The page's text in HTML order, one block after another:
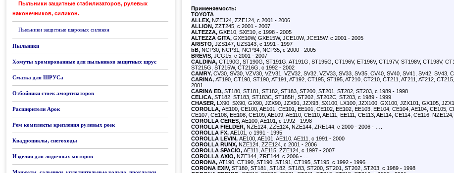
Пыльники защитные стабилизаторов, рулевых
наконечников, силикон.
Пыльники защитные шаровых силикон
Пыльники
Хомуты хромированные для пыльников защитных шрус
Смазка для ШРУСа
Отбойники стоек амортизаторов
Расширители Арок
Рем комплекты крепления рулевых реек
Квадроциклы, снегоходы
Изделия для лодочных моторов
Применяемость:
TOYOTA
ALLEX, NZE124, ZZE124, с 2001 - 2006
ALLION, ZZT245, с 2001 - 2007
ALTEZZA, GXE10, SXE10, с 1998 - 2005
ALTEZZA GITA, GXE10W, GXE15W, JCE10W, JCE15W, с 2001 - 2005
ARISTO, JZS147, UZS143, с 1991 - 1997
bB, NCP30, NCP31, NCP34, NCP35, с 2000 - 2005
BREVIS, JCG15, с 2001 - 2007
CALDINA, CT190G, ST190G, ST191G, AT191G, ST195G, CT196V, ET196V, CT197V, ST198V, CT198V,
ST215G, ST215W, CT216G, с 1992 - 2002
CAMRY, CV30, SV30, VZV30, VZV31, VZV32, SV32, VZV33, SV33, SV35, CV40, SV40, SV41, SV42, SV43,
CARINA, AT190, CT190, ST190, AT191, AT192, CT195, ST195, AT210, CT210, CT211, AT211, AT212,
2001
CARINA ED, ST180, ST181, ST182, ST183, ST200, ST201, ST202, ST203, с 1989 - 1998
CELICA, ST182, ST183, ST183C, ST185H, ST202, ST202C, ST203, с 1989 - 1999
CHASER, LX90, SX90, GX90, JZX90, JZX91, JZX93, SX100, LX100, JZX100, GX100, JZX101, GX105,
COROLLA, AE100, CE100, AE101, CE101, EE101, CE102, EE102, EE103, EE104, CE104, AE104, CE105,
CE107, CE108, EE108, CE109, AE109, AE110, CE110, AE111, EE111, CE113, AE114, CE114, CE116,
COROLLA CERES, AE100, AE101, с 1992 - 1998
COROLLA FIELDER, NZE124, ZZE124, NZE144, ZRE144, с 2000 - 2006 - ….
COROLLA FX, AE101, с 1991 - 1995
COROLLA LEVIN, AE100, AE101, AE110, AE111, с 1991 - 2000
COROLLA RUNX, NZE124, ZZE124, с 2001 - 2006
COROLLA SPACIO, AE111, AE115, ZZE124, с 1997 - 2007
COROLLA AXIO, NZE144, ZRE144, с 2006 - …
CORONA, AT190, CT190, ST190, ST191, CT195, ST195, с 1992 - 1996
CORONA EXIV, ST180, ST181, ST182, ST183, ST200, ST201, ST202, ST203, с 1989 - 1998